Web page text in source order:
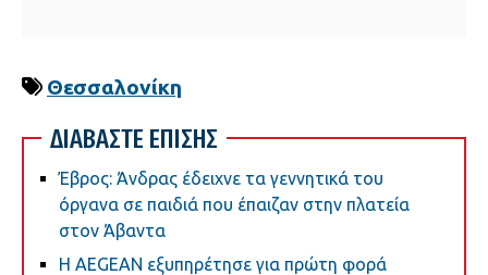
Θεσσαλονίκη
ΔΙΑΒΑΣΤΕ ΕΠΙΣΗΣ
Έβρος: Άνδρας έδειχνε τα γεννητικά του
όργανα σε παιδιά που έπαιζαν στην πλατεία
στον Άβαντα
Η AEGEAN εξυπηρέτησε για πρώτη φορά